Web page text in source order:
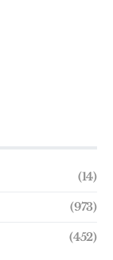
(14)
(973)
(452)